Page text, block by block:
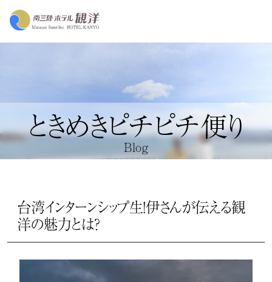
ときめきピチピチ便り
Blog
台湾インターンシップ生！伊さんが伝える観
洋の魅力とは？